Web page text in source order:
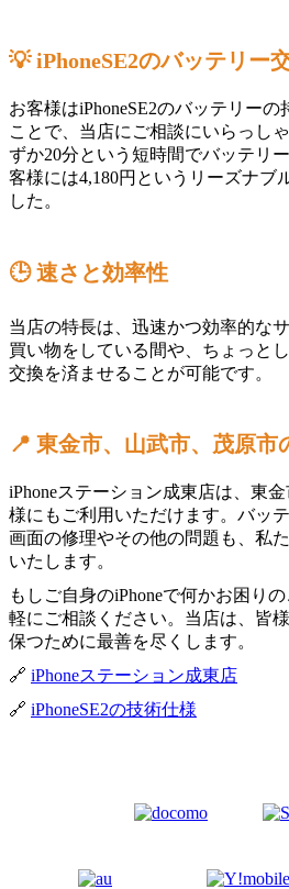
💡 iPhoneSE2のバッテリー
お客様はiPhoneSE2のバッテリー
ことで、当店にご相談にいらっし
ずか20分という短時間でバッテリ
客様には4,180円というリーズナブ
した。
🕒 速さと効率性
当店の特長は、迅速かつ効率的な
買い物をしている間や、ちょっと
交換を済ませることが可能です。
📍 東金市、山武市、茂原市
iPhoneステーション成東店は、東
様にもご利用いただけます。バッ
画面の修理やその他の問題も、私
いたします。
もしご自身のiPhoneで何かお困り
軽にご相談ください。当店は、皆
保つために最善を尽くします。
🔗 iPhoneステーション成東店
🔗 iPhoneSE2の技術仕様